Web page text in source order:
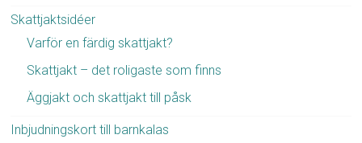
Skattjaktsidéer
Varför en färdig skattjakt?
Skattjakt – det roligaste som finns
Äggjakt och skattjakt till påsk
Inbjudningskort till barnkalas